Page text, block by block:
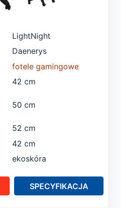
LightNight
Daenerys
fotele gamingowe
42 cm
50 cm
52 cm
42 cm
ekoskóra
SPECYFIKACJA